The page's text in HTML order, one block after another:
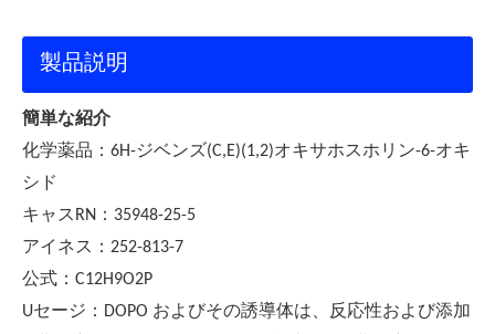
製品説明
簡単な紹介
化学薬品 ： 6H-ジベンズ(C,E)(1,2)オキサホスホリン-6-オキ
シド
キャスRN ： 35948-25-5
アイネス ： 252-813-7
公式 ： C12H9O2P
Uセージ ： DOPO およびその誘導体は、反応性および添加